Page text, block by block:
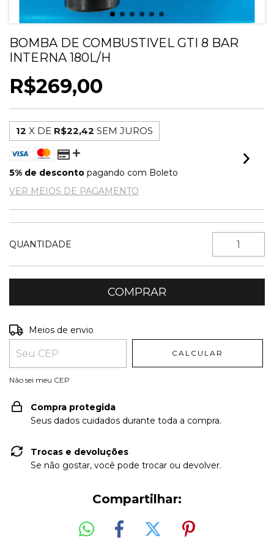
BOMBA DE COMBUSTIVEL GTI 8 BAR
INTERNA 180L/H
R$269,00
12 X DE R$22,42 SEM JUROS
5% de desconto pagando com Boleto
VER MEIOS DE PAGAMENTO
QUANTIDADE
Entregas para o CEP:
Meios de envio
CALCULAR
Não sei meu CEP
Compra protegida
Seus dados cuidados durante toda a compra.
Trocas e devoluções
Se não gostar, você pode trocar ou devolver.
Compartilhar: